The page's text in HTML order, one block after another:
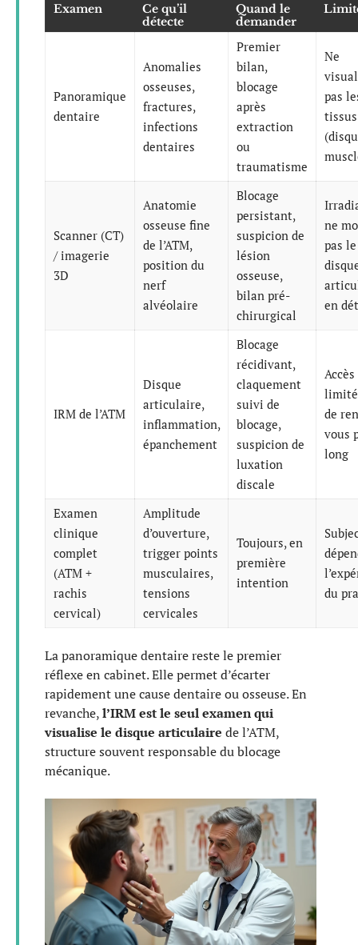
Examen
Ce qu’il
détecte
Quand le
demander
Panoramique
dentaire
Anomalies
osseuses,
fractures,
infections
dentaires
Premier
bilan,
blocage
après
extraction
ou
traumatisme
Ne
pas
Scanner (CT)
/ imagerie
3D
Anatomie
osseuse fine
de l’ATM,
position du
nerf
alvéolaire
Blocage
persistant,
suspicion de
lésion
osseuse,
bilan pré-
chirurgical
ne
pas le
en
IRM de l’ATM
Disque
articulaire,
inflammation,
épanchement
Blocage
récidivant,
claquement
suivi de
blocage,
suspicion de
luxation
discale
Accès
de
vous
long
Examen
clinique
complet
(ATM +
rachis
cervical)
Amplitude
d’ouverture,
trigger points
musculaires,
tensions
cervicales
Toujours, en
première
intention
du
La panoramique dentaire reste le premier
réflexe en cabinet. Elle permet d’écarter
rapidement une cause dentaire ou osseuse. En
revanche,l’IRM est le seul examen qui
visualise le disque articulaire de l’ATM,
structure souvent responsable du blocage
mécanique.